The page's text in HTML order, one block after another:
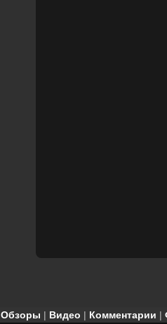
Обзоры | Видео | Комментарии |